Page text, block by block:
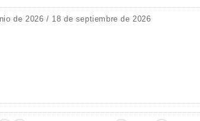
de 2026 / 18 de septiembre de 2026